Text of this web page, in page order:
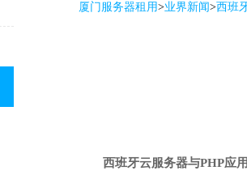
厦门服务器租用>业界新闻>西班
西班牙云服务器与PHP应